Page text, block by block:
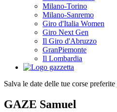
Milano-Torino
Milano-Sanremo
Giro d'Italia Women
Giro Next Gen
Il Giro d'Abruzzo
GranPiemonte
Il Lombardia
Salva le date delle tue corse preferite
GAZE Samuel